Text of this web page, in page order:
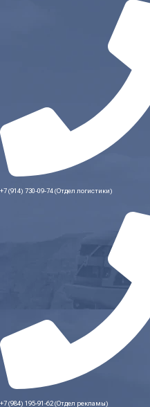
+7 (914) 730-09-74 (Отдел логистики)
+7 (984) 195-91-62 (Отдел рекламы)